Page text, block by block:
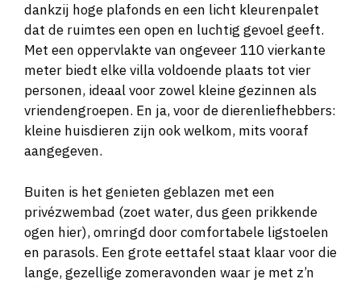
dankzij hoge plafonds en een licht kleurenpalet
dat de ruimtes een open en luchtig gevoel geeft.
Met een oppervlakte van ongeveer 110 vierkante
meter biedt elke villa voldoende plaats tot vier
personen, ideaal voor zowel kleine gezinnen als
vriendengroepen. En ja, voor de dierenliefhebbers:
kleine huisdieren zijn ook welkom, mits vooraf
aangegeven.
Buiten is het genieten geblazen met een
privézwembad (zoet water, dus geen prikkende
ogen hier), omringd door comfortabele ligstoelen
en parasols. Een grote eettafel staat klaar voor die
lange, gezellige zomeravonden waar je met z’n